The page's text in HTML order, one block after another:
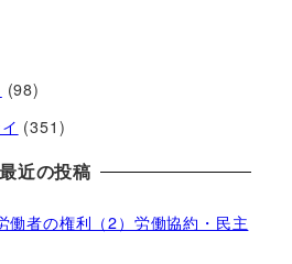
(98)
(351)
最近の投稿
働者の権利（2）労働協約・民主